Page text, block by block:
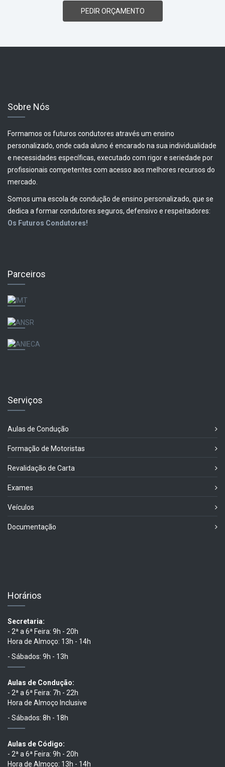
PEDIR ORÇAMENTO
Sobre Nós
Formamos os futuros condutores através um ensino
personalizado, onde cada aluno é encarado na sua individualidade
e necessidades específicas, executado com rigor e seriedade por
profissionais competentes com acesso aos melhores recursos do
mercado.
Somos uma escola de condução de ensino personalizado, que se
dedica a formar condutores seguros, defensivo e respeitadores:
Os Futuros Condutores!
Parceiros
Serviços
Aulas de Condução
Formação de Motoristas
Revalidação de Carta
Exames
Veículos
Documentação
Horários
Secretaria:
- 2ª a 6ª Feira: 9h - 20h
Hora de Almoço: 13h - 14h
- Sábados: 9h - 13h
Aulas de Condução:
- 2ª a 6ª Feira: 7h - 22h
Hora de Almoço Inclusive
- Sábados: 8h - 18h
Aulas de Código:
- 2ª a 6ª Feira: 9h - 20h
Hora de Almoço: 13h - 14h